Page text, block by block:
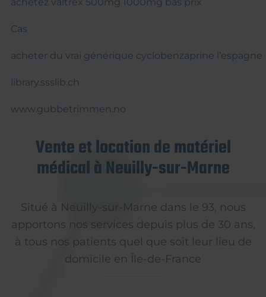
Cas
acheter du vrai générique cyclobenzaprine l’espagne
library.ssslib.ch
www.gubbetrimmen.no
Vente et location de matériel
médical à Neuilly-sur-Marne
Situé à Neuilly-sur-Marne dans le 93, nous
apportons nos services depuis plus de 30 ans,
à tous nos patients quel que soit leur lieu de
domicile en Île-de-France